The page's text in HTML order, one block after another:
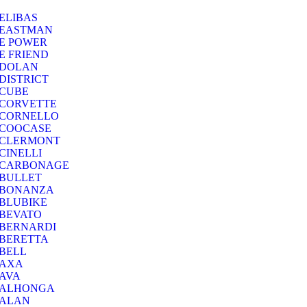
POWER
FRIEND